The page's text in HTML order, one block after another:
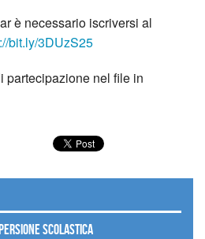
è necessario iscriversi al
bit.ly/3DUzS25
partecipazione nel file in
scolastica